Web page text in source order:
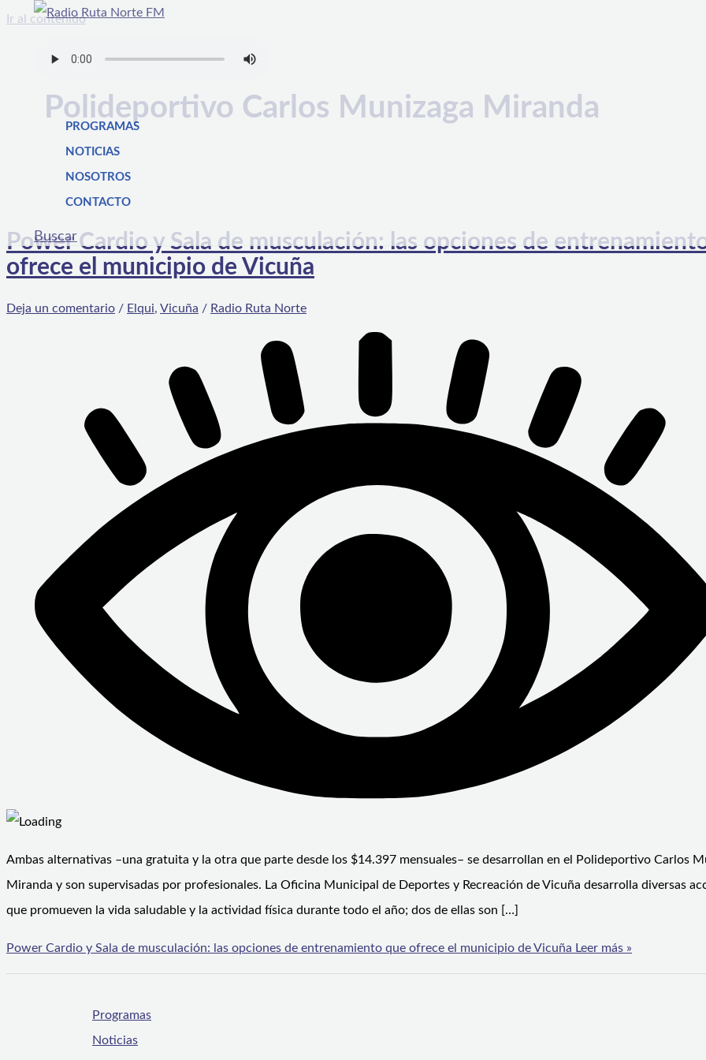
Ir al contenido
PROGRAMAS
NOTICIAS
NOSOTROS
CONTACTO
Buscar
Polideportivo Carlos Munizaga Miranda
Power Cardio y Sala de musculación: las opciones de
ofrece el municipio de Vicuña
Deja un comentario / Elqui, Vicuña / Radio Ruta Norte
Ambas alternativas –una gratuita y la otra que parte desde los $14.397 mensuales– se desarrollan en el Polideportivo Carlos
Miranda y son supervisadas por profesionales. La Oficina Municipal de Deportes y Recreación de Vicuña desarrolla diversas
que promueven la vida saludable y la actividad física durante todo el año; dos de ellas son […]
Power Cardio y Sala de musculación: las opciones de entrenamiento que ofrece el municipio de Vicuña Leer más »
Programas
Noticias